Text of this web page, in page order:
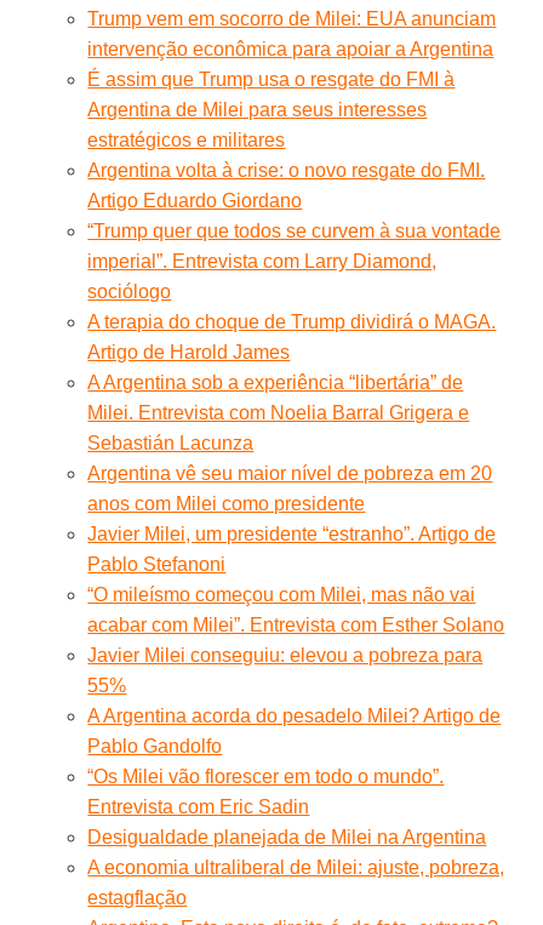
Trump vem em socorro de Milei: EUA anunciam
intervenção econômica para apoiar a Argentina
É assim que Trump usa o resgate do FMI à
Argentina de Milei para seus interesses
estratégicos e militares
Argentina volta à crise: o novo resgate do FMI.
Artigo Eduardo Giordano
“Trump quer que todos se curvem à sua vontade
imperial”. Entrevista com Larry Diamond,
sociólogo
A terapia do choque de Trump dividirá o MAGA.
Artigo de Harold James
A Argentina sob a experiência “libertária” de
Milei. Entrevista com Noelia Barral Grigera e
Sebastián Lacunza
Argentina vê seu maior nível de pobreza em 20
anos com Milei como presidente
Javier Milei, um presidente “estranho”. Artigo de
Pablo Stefanoni
“O mileísmo começou com Milei, mas não vai
acabar com Milei”. Entrevista com Esther Solano
Javier Milei conseguiu: elevou a pobreza para
55%
A Argentina acorda do pesadelo Milei? Artigo de
Pablo Gandolfo
“Os Milei vão florescer em todo o mundo”.
Entrevista com Eric Sadin
Desigualdade planejada de Milei na Argentina
A economia ultraliberal de Milei: ajuste, pobreza,
estagflação